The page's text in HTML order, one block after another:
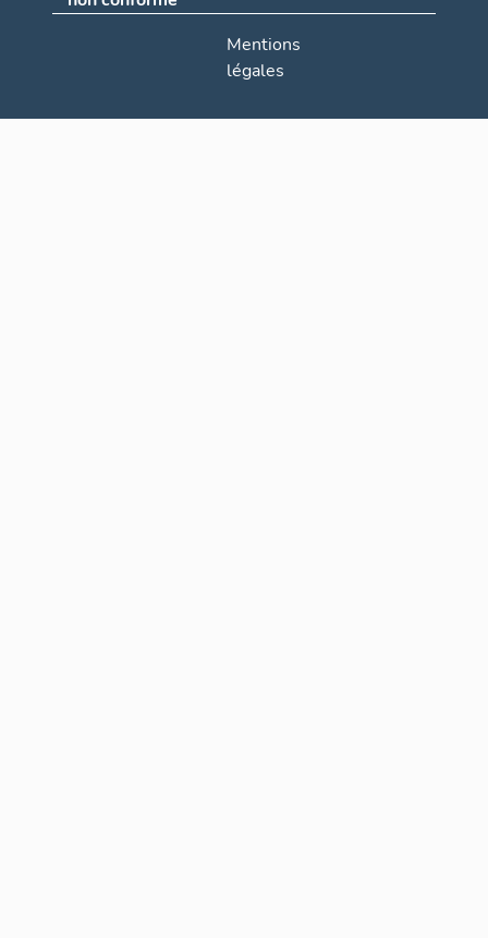
Mentions
légales